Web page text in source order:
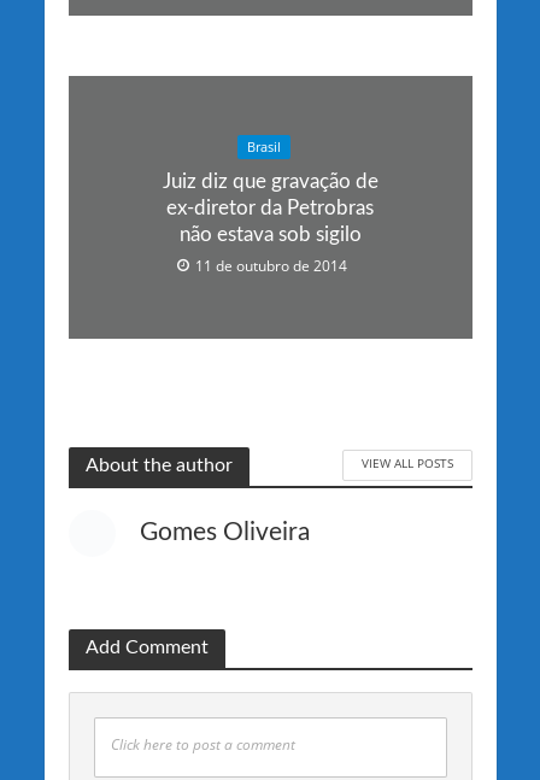
Brasil
Juiz diz que gravação de
ex-diretor da Petrobras
não estava sob sigilo
11 de outubro de 2014
About the author VIEW ALL POSTS
Gomes Oliveira
Add Comment
Click here to post a comment